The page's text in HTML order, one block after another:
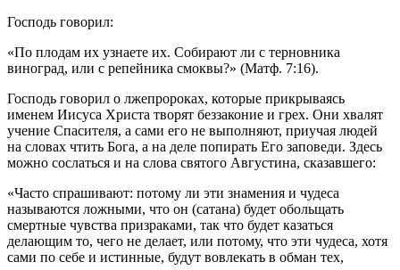
Господь говорил:
«По плодам их узнаете их. Собирают ли с терновника
виноград, или с репейника смоквы?» (Матф. 7:16).
Господь говорил о лжепророках, которые прикрываясь
именем Иисуса Христа творят беззаконие и грех. Они хвалят
учение Спасителя, а сами его не выполняют, приучая людей
на словах чтить Бога, а на деле попирать Его заповеди. Здесь
можно сослаться и на слова святого Августина, сказавшего:
«Часто спрашивают: потому ли эти знамения и чудеса
называются ложными, что он (сатана) будет обольщать
смертные чувства призраками, так что будет казаться
делающим то, чего не делает, или потому, что эти чудеса, хотя
сами по себе и истинные, будут вовлекать в обман тех,